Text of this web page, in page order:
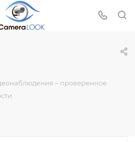
– проверенное